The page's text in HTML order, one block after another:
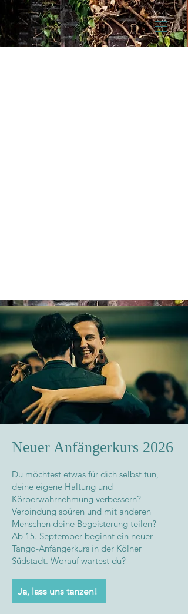
Neuer Anfängerkurs 2026
Du möchtest etwas für dich selbst tun,
deine eigene Haltung und
Körperwahrnehmung verbessern?
Verbindung spüren und mit anderen
Menschen deine Begeisterung teilen?
Ab 15. September beginnt ein neuer
Tango-Anfängerkurs in der Kölner
Südstadt. Worauf wartest du?
Ja, lass uns tanzen!